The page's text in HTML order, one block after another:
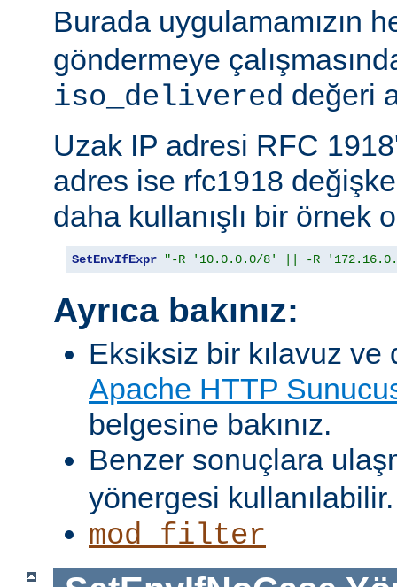
Burada uygulamamızın
göndermeye
iso_delivered değeri
Uzak IP adresi RFC
adres ise rfc1918
daha kullanışlı bir örnek
SetEnvIfExpr "-R '10.0.0.0/8' || -R
Ayrıca bakınız:
Eksiksiz bir kılavuz
Apache HTTP
belgesine bakınız.
Benzer sonuçlara
yönergesi kullanılabilir.
mod_filter